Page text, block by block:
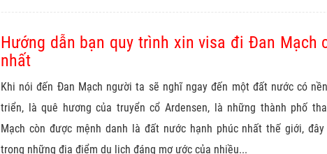
Hướng dẫn bạn quy trình xin visa đi Đan Mạch
nhất
Khi nói đến Đan Mạch người ta sẽ nghĩ ngay đến một đất nước có
triển, là quê hương của truyển cổ Ardensen, là những thành phố
Mạch còn được mệnh danh là đất nước hạnh phúc nhất thế giới,
trong những địa điểm du lịch đáng mơ ước của nhiều...